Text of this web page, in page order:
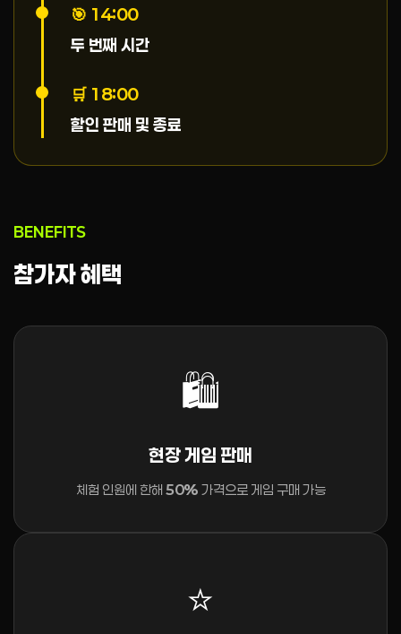
🎯 14:00
두 번째 시간
🛒 18:00
할인 판매 및 종료
BENEFITS
참가자 혜택
🛍️
현장 게임 판매
체험 인원에 한해 50% 가격으로 게임 구매 가능
⭐